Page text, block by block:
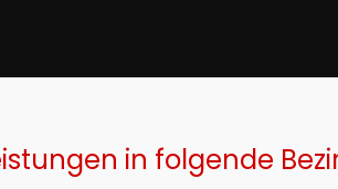
in folgende